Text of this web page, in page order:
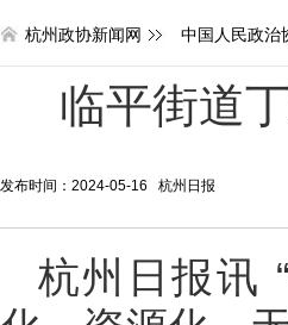
杭州政协新闻网 中国人民政治
临平街道
发布时间：2024-05-16 杭州日报
杭州日报讯